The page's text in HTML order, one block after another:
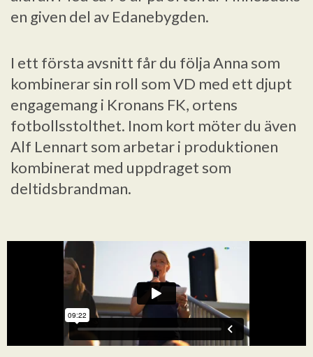
en given del av Edanebygden.
I ett första avsnitt får du följa Anna som
kombinerar sin roll som VD med ett djupt
engagemang i Kronans FK, ortens
fotbollsstolthet. Inom kort möter du även
Alf Lennart som arbetar i produktionen
kombinerat med uppdraget som
deltidsbrandman.